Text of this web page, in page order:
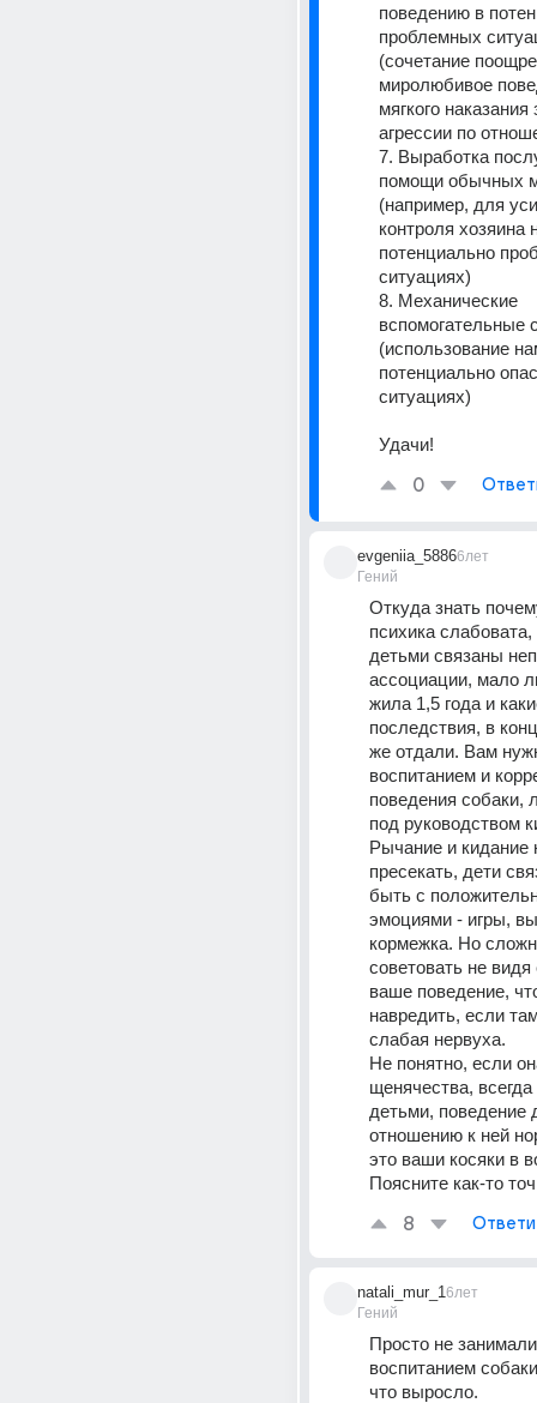
поведению в
проблемных
(сочетание
миролюбивое
мягкого
агрессии по
7. Выработка
помощи обычных
(например, для
контроля хозяина
потенциально
ситуациях)
8. Механические
вспомогательные
(использование
потенциально
ситуациях)
Удачи!
0
evgeniia_5886
Гений
6лет
Откуда знать
психика
детьми связаны
ассоциации, мало
жила 1,5 года и
последствия, в
же отдали. Вам
воспитанием и
поведения собаки,
под руководством
Рычание и кидание
пресекать, дети
быть с
эмоциями - игры,
кормежка. Но
советовать не видя
ваше поведение,
навредить, если
слабая нервуха.
Не понятно, если
щенячества,
детьми, поведение
отношению к ней
это ваши косяки в
Поясните как-то
8
natali_mur_1
Гений
6лет
Просто не
воспитанием
что выросло.